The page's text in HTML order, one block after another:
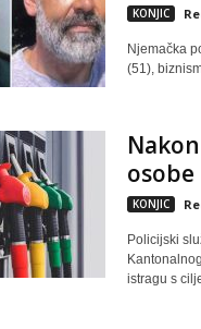
KONJIC
Njemačka
(51),
KONJIC
Policijski
istragu s